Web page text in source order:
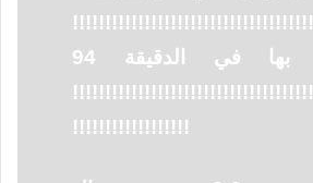
!!!!!!!!!!!!!!!!!!!!!!!!!!!!!!!!!!!!!
لقد فازوا بها في الدقيقة 94
!!!!!!!!!!!!!!!!!!